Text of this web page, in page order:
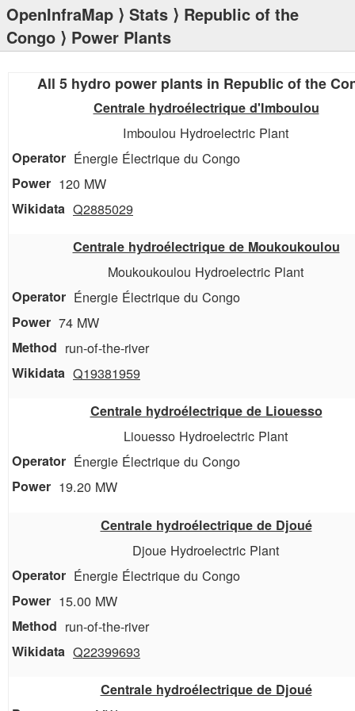
OpenInfraMap ⟩ Stats ⟩ Republic of the
Congo ⟩ Power Plants
All 5 hydro power plants in Republic of the
Centrale hydroélectrique d'Imboulou
Imboulou Hydroelectric Plant
Énergie Électrique du Congo
120 MW
Q2885029
Centrale hydroélectrique de Moukoukoulou
Moukoukoulou Hydroelectric Plant
Énergie Électrique du Congo
74 MW
run-of-the-river
Q19381959
Centrale hydroélectrique de Liouesso
Liouesso Hydroelectric Plant
Énergie Électrique du Congo
19.20 MW
Centrale hydroélectrique de Djoué
Djoue Hydroelectric Plant
Énergie Électrique du Congo
15.00 MW
run-of-the-river
Q22399693
Centrale hydroélectrique de Djoué